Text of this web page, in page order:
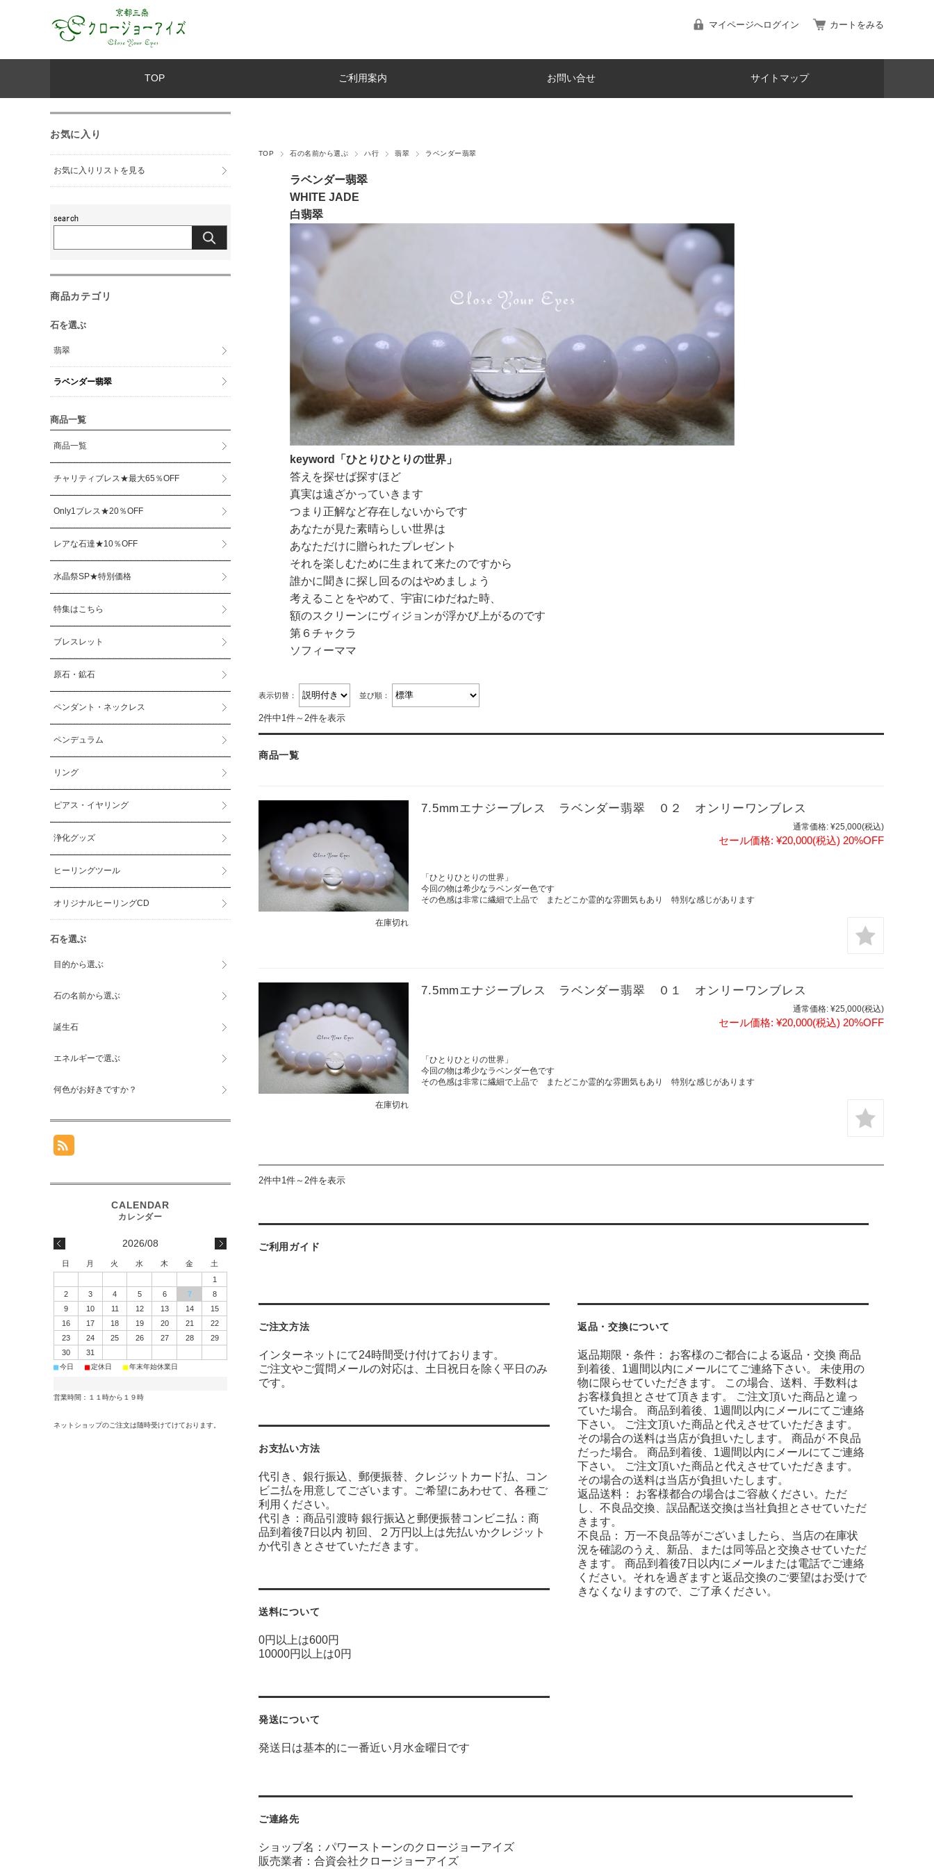
マイページへログイン カートをみる
TOP ご利用案内 お問い合せ サイトマップ
TOP 石の名前から選ぶ ハ行 翡翠 ラベンダー翡翠
ラベンダー翡翠
WHITE JADE
白翡翠
keyword「ひとりひとりの世界」
答えを探せば探すほど
真実は遠ざかっていきます
つまり正解など存在しないからです
あなたが見た素晴らしい世界は
あなただけに贈られたプレゼント
それを楽しむために生まれて来たのですから
誰かに聞きに探し回るのはやめましょう
考えることをやめて、宇宙にゆだねた時、
額のスクリーンにヴィジョンが浮かび上がるのです
第６チャクラ
ソフィーママ
表示切替： 並び順：
2件中1件～2件を表示
商品一覧
在庫切れ
7.5mmエナジーブレス ラベンダー翡翠 ０２ オンリーワンブレス
通常価格: ¥25,000(税込)
セール価格: ¥20,000(税込) 20%OFF
「ひとりひとりの世界」
今回の物は希少なラベンダー色です
その色感は非常に繊細で上品で またどこか霊的な雰囲気もあり 特別な感じがあります
在庫切れ
7.5mmエナジーブレス ラベンダー翡翠 ０１ オンリーワンブレス
通常価格: ¥25,000(税込)
セール価格: ¥20,000(税込) 20%OFF
「ひとりひとりの世界」
今回の物は希少なラベンダー色です
その色感は非常に繊細で上品で またどこか霊的な雰囲気もあり 特別な感じがあります
2件中1件～2件を表示
ご利用ガイド
ご注文方法
インターネットにて24時間受け付けております。
ご注文やご質問メールの対応は、土日祝日を除く平日のみ
です。
お支払い方法
代引き、銀行振込、郵便振替、クレジットカード払、コン
ビニ払を用意してございます。ご希望にあわせて、各種ご
利用ください。
代引き：商品引渡時 銀行振込と郵便振替コンビニ払：商
品到着後7日以内 初回、２万円以上は先払いかクレジット
か代引きとさせていただきます。
送料について
0円以上は600円
10000円以上は0円
発送について
発送日は基本的に一番近い月水金曜日です
返品・交換について
返品期限・条件： お客様のご都合による返品・交換 商品
到着後、1週間以内にメールにてご連絡下さい。 未使用の
物に限らせていただきます。 この場合、送料、手数料は
お客様負担とさせて頂きます。 ご注文頂いた商品と違っ
ていた場合。 商品到着後、1週間以内にメールにてご連絡
下さい。 ご注文頂いた商品と代えさせていただきます。
その場合の送料は当店が負担いたします。 商品が 不良品
だった場合。 商品到着後、1週間以内にメールにてご連絡
下さい。 ご注文頂いた商品と代えさせていただきます。
その場合の送料は当店が負担いたします。
返品送料： お客様都合の場合はご容赦ください。ただ
し、不良品交換、誤品配送交換は当社負担とさせていただ
きます。
不良品： 万一不良品等がございましたら、当店の在庫状
況を確認のうえ、新品、または同等品と交換させていただ
きます。 商品到着後7日以内にメールまたは電話でご連絡
ください。それを過ぎますと返品交換のご要望はお受けで
きなくなりますので、ご了承ください。
ご連絡先
ショップ名：パワーストーンのクロージョーアイズ
販売業者：合資会社クロージョーアイズ
お気に入り
お気に入りリストを見る
商品カテゴリ
石を選ぶ
翡翠
ラベンダー翡翠
商品一覧
商品一覧
チャリティブレス★最大65％OFF
Only1ブレス★20％OFF
レアな石達★10％OFF
水晶祭SP★特別価格
特集はこちら
ブレスレット
原石・鉱石
ペンダント・ネックレス
ペンデュラム
リング
ピアス・イヤリング
浄化グッズ
ヒーリングツール
オリジナルヒーリングCD
石を選ぶ
目的から選ぶ
石の名前から選ぶ
誕生石
エネルギーで選ぶ
何色がお好きですか？
2026/08
日 月 火 水 木 金
土
1
2
3 4 5 6 7
8
9
10 11 12 13 14
15
16
17 18 19 20 21
22
23
24 25 26 27 28
29
30
31
■今日 ■定休日 ■年末年始休業日
営業時間：１１時から１９時
ネットショップのご注文は随時受けてけております。